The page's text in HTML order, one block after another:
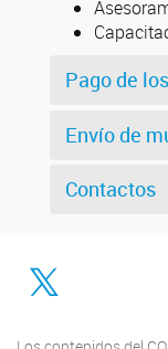
Pago de
Envío de
Contactos
Twitter